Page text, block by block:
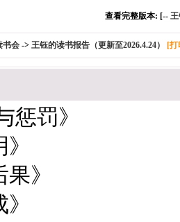
查看完整版本: [-- 王
书会 -> 王钰的读书报告（更新至2026.4.24） [
惩罚》
》